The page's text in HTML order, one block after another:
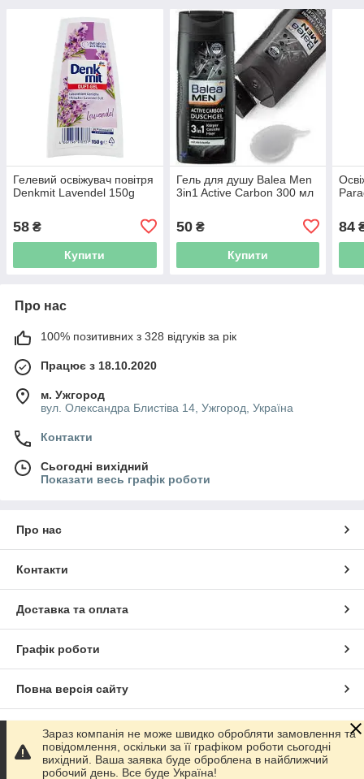
Гелевий освіжувач повітря
Denkmit Lavendel 150g
58 ₴
Купити
Гель для душу Balea Men
3in1 Active Carbon 300 мл
50₴
Купити
84
Про нас
100% позитивних з 328 відгуків за рік
Працює з 18.10.2020
м. Ужгород
вул. Олександра Блистіва 14, Ужгород, Україна
Контакти
Сьогодні вихідний
Показати весь графік роботи
Про нас
Контакти
Доставка та оплата
Графік роботи
Повна версія сайту
Сайт створено на маркетплейсі Prom.ua
Політика конфіденційності
Зараз компанія не може швидко обробляти замовлення та
повідомлення, оскільки за її графіком роботи сьогодні
вихідний. Ваша заявка буде оброблена в найближчий
робочий день. Все буде Україна!